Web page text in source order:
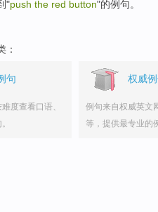
"push the red button"的例句。
：
句
度查看口语、
权威
例句来自权威英文
等，提供最专业的